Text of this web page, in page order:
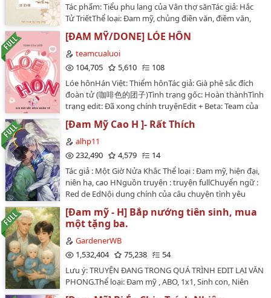
Tác phẩm: Tiểu phu lang của Vân thợ sănTác giả: Hắc
Tử TriếtThể loại: Đam mỹ, chủng điền văn, điềm văn,
sảng văn, sinh tử, bạo ngược tốt bụng công x dương
quang đáng yêu thụ, cổ trangChuyển ngữ: Yên
VânTình trạng bản edit: HoànNguồn QT:
https://dithanbangdanilam.wordpress.com/___…
[ĐAM MỸ/DONE] LÓE HÔN
teamcualuoi
104,705
5,610
108
Lóe hônHán Việt: Thiểm hônTác giả: Già phê sắc đích
đoàn tử (咖啡色的团子)Tình trạng gốc: Hoàn thànhTình
trạng edit: Đã xong chính truyệnEdit + Beta: Team của
Nguyên sang, Đam mỹ, Hiện đại , HE , Tình cảm , Ngọt
sủng , Hào môn thế gia , Chủ thụ , Sảng văn , Đô thị
tình duyên , Kim bài đề cử 🥇 , 1v1==Giới thiệu. ....…
[Đam Mỹ Cao H ]- Rất Thích
alhp11
232,490
4,579
14
Tác giả : Một Giờ Nửa Khắc Thể loại : Đam mỹ, hiện đại,
niên hạ, cao HNguồn truyện : truyện fullChuyển ngữ :
Red de EdNội dung chính của câu chuyện tình yêu
thầm kín của anh chàng Thẩm Quân dành cho anh
chàng hàng xóm đã nhiều năm, đã vậy có đôi khi tối
nào cũng tưởng tượng cảnh mình và chàng ta have
sex.Đối phương độc thân, sống một mình, hình như
còn có bệnh sạch sẽ. Ngoại hình điển trai, góc cạnh sắc
dài khoẻ khoắn và mạnh mẽ dưới thân, mỗi đêm đều
mê hoặc khiến anh rạo rực trong lòng.Suy cho cùng,
[Đam mỹ - H] Bắp nướng tiên sinh, mua
một tặng ba.
GardenerWB
1,532,404
75,238
54
Lưu ý: TRUYỆN ĐANG TRONG QUÁ TRÌNH EDIT LẠI VĂN
PHONG.Thể loại: Đam mỹ , ABO, 1x1, Sinh con, Niên
thượng,Ngọt sủng, Hài hước,Ngược (ít) Hiện đại, Đô